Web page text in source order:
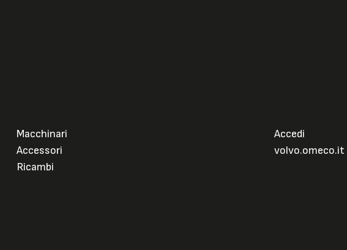
Macchinari
Accessori
Ricambi
Accedi
volvo.omeco.it